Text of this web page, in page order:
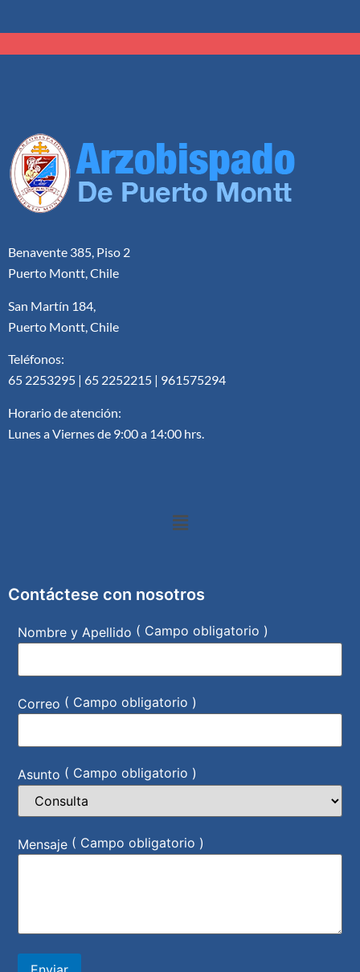
Benavente 385, Piso 2
Puerto Montt, Chile
San Martín 184,
Puerto Montt, Chile
Teléfonos:
65 2253295 | 65 2252215 | 961575294
Horario de atención:
Lunes a Viernes de 9:00 a 14:00 hrs.
Contáctese con nosotros
Nombre y Apellido ( Campo obligatorio )
Correo ( Campo obligatorio )
Asunto ( Campo obligatorio )
Mensaje ( Campo obligatorio )